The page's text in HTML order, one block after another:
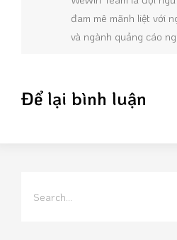
đam mê mãnh liệt với
và ngành quảng cáo
Để lại bình luận